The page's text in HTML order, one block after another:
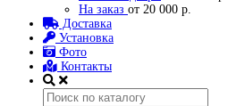
На заказ от 20 000 р.
Доставка
Установка
Фото
Контакты